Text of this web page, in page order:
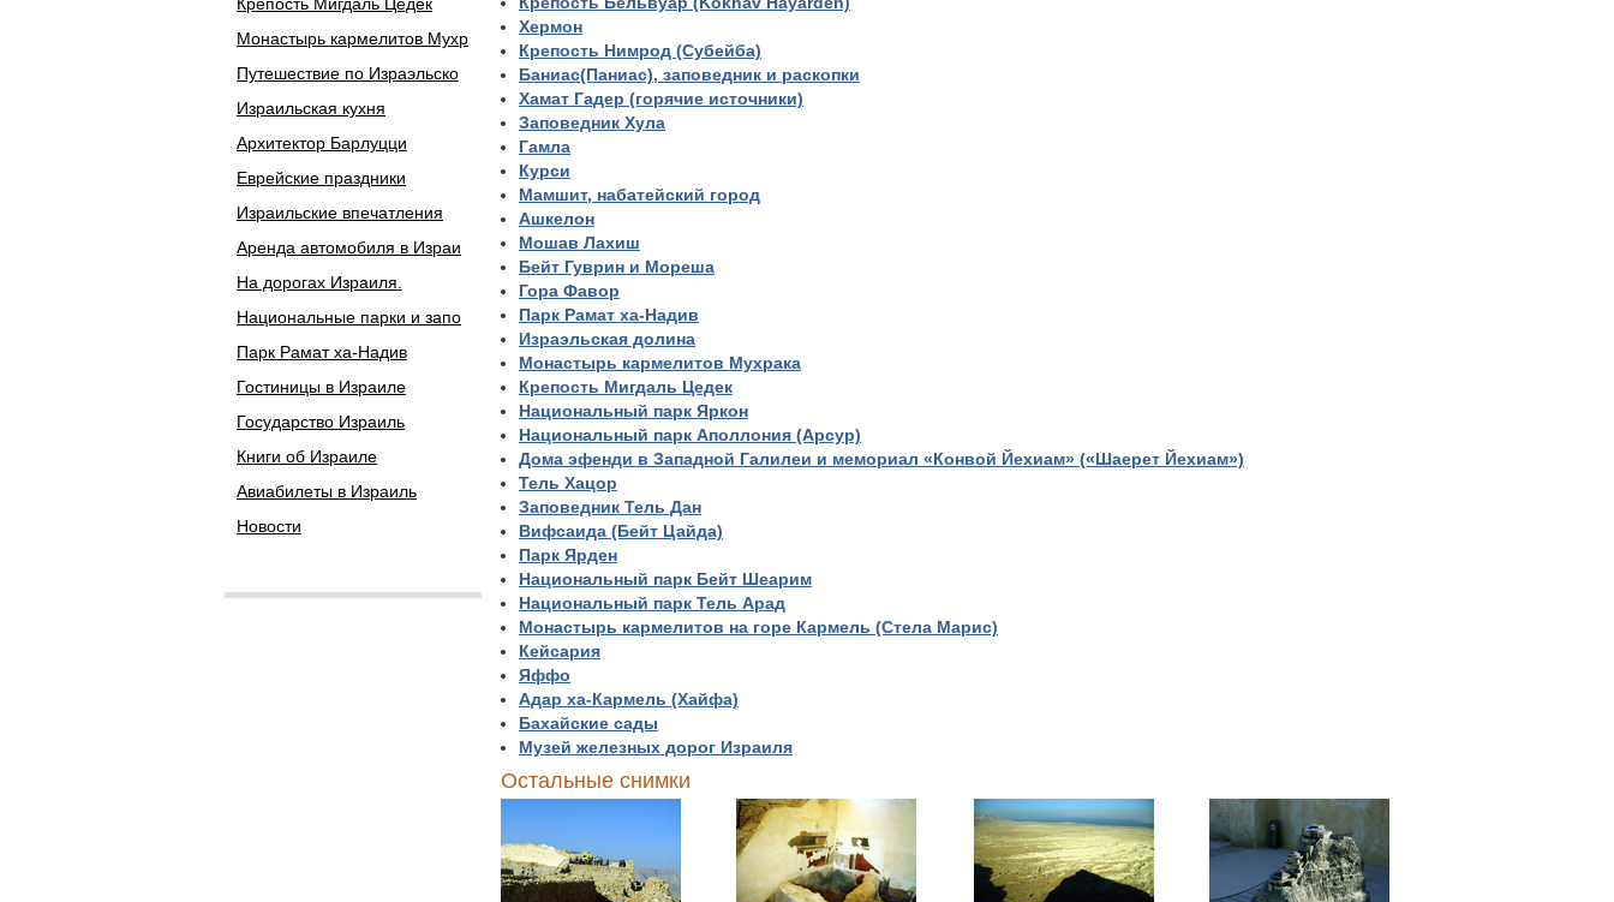
Монастырь кармелитов Мухр
Путешествие по Израэльско
Израильская кухня
Архитектор Барлуцци
Еврейские праздники
Израильские впечатления
Аренда автомобиля в Израи
На дорогах Израиля.
Национальные парки и запо
Парк Рамат ха-Надив
Гостиницы в Израиле
Государство Израиль
Книги об Израиле
Авиабилеты в Израиль
Новости
Хермон
Крепость Нимрод (Субейба)
Баниас(Паниас), заповедник и раскопки
Хамат Гадер (горячие источники)
Заповедник Хула
Гамла
Курси
Мамшит, набатейский город
Ашкелон
Мошав Лахиш
Бейт Гуврин и Мореша
Гора Фавор
Парк Рамат ха-Надив
Израэльская долина
Монастырь кармелитов Мухрака
Крепость Мигдаль Цедек
Национальный парк Яркон
Национальный парк Аполлония (Арсур)
Дома эфенди в Западной Галилеи и мемориал «Конвой Йехиам» («Шаерет Йехиам»)
Тель Хацор
Заповедник Тель Дан
Вифсаида (Бейт Цайда)
Парк Ярден
Национальный парк Бейт Шеарим
Национальный парк Тель Арад
Монастырь кармелитов на горе Кармель (Стела Марис)
Кейсария
Яффо
Адар ха-Кармель (Хайфа)
Бахайские сады
Музей железных дорог Израиля
Остальные снимки